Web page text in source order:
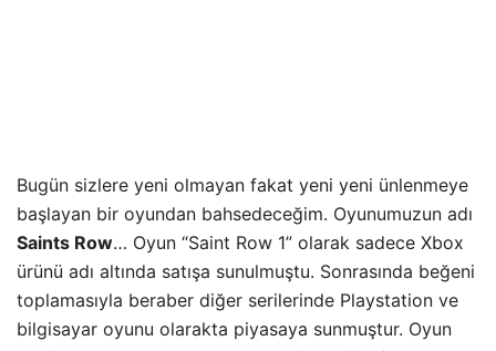
Bugün sizlere yeni olmayan fakat yeni yeni ünlenmeye
başlayan bir oyundan bahsedeceğim. Oyunumuzun adı
Saints Row… Oyun “Saint Row 1” olarak sadece Xbox
ürünü adı altında satışa sunulmuştu. Sonrasında beğeni
toplamasıyla beraber diğer serilerinde Playstation ve
bilgisayar oyunu olarakta piyasaya sunmuştur. Oyun